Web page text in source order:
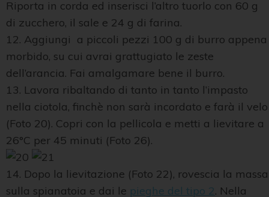
Riporta in corda ed inserisci l’altro tuorlo con 60 g
di zucchero, il sale e 24 g di farina.
12. Aggiungi a piccoli pezzi 100 g di burro appena
morbido, su cui avrai grattugiato le zeste
dell’arancia. Fai amalgamare bene il burro.
13. Lavora ribaltando di tanto in tanto l’impasto
nella ciotola, finchè non sarà incordato e farà il velo
(Foto 20). Copri con la pellicola e metti a lievitare a
26°C per 45 minuti (Foto 26).
14. Dopo la lievitazione (Foto 22), rovescia la massa
sulla spianatoia e dai le pieghe del tipo 2. Nella